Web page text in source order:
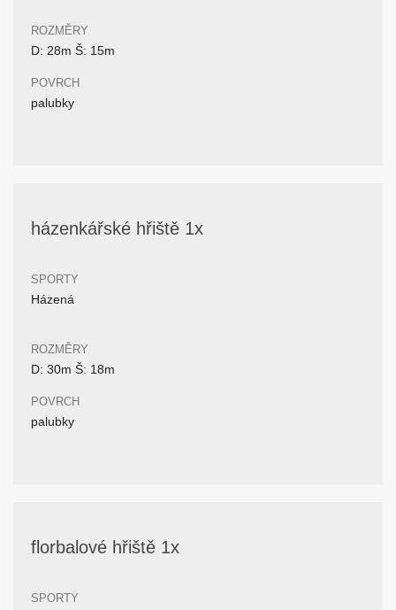
ROZMĚRY
D: 28m Š: 15m
POVRCH
palubky
házenkářské hřiště 1x
SPORTY
Házená
ROZMĚRY
D: 30m Š: 18m
POVRCH
palubky
florbalové hřiště 1x
SPORTY